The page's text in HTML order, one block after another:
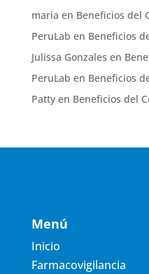
maria en Beneficios del
PeruLab en Beneficios
Julissa Gonzales en
PeruLab en Beneficios
Pattyen Beneficios del
Menú
Inicio
Farmacovigilancia